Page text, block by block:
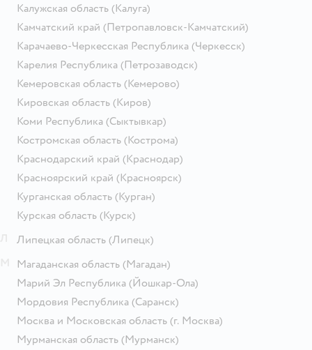
Калужская область (Калуга)
Камчатский край (Петропавловск-Камчатский)
Карачаево-Черкесская Республика (Черкесск)
Карелия Республика (Петрозаводск)
Кемеровская область (Кемерово)
Кировская область (Киров)
Коми Республика (Сыктывкар)
Костромская область (Кострома)
Краснодарский край (Краснодар)
Красноярский край (Красноярск)
Курганская область (Курган)
Курская область (Курск)
Липецкая область (Липецк)
Магаданская область (Магадан)
Марий Эл Республика (Йошкар-Ола)
Мордовия Республика (Саранск)
Москва и Московская область (г. Москва)
Мурманская область (Мурманск)